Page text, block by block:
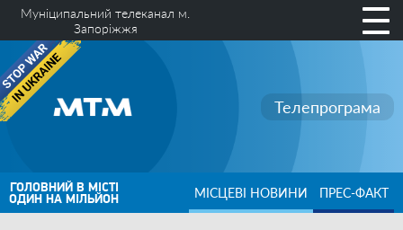
Муніципальний телеканал м.
Запоріжжя
Телепрограма
ГОЛОВНИЙ В МІСТІ
ОДИН НА МІЛЬЙОН МІСЦЕВІ НОВИНИ ПРЕС-ФАКТ